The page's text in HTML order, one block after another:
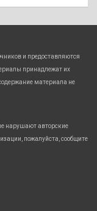
и предоставляются
принадлежат их
материала не
нарушают авторские
пожалуйста, сообщите